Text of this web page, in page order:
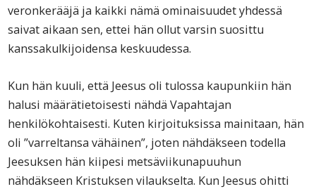
veronkerääjä ja kaikki nämä ominaisuudet yhdessä
saivat aikaan sen, ettei hän ollut varsin suosittu
kanssakulkijoidensa keskuudessa.
Kun hän kuuli, että Jeesus oli tulossa kaupunkiin hän
halusi määrätietoisesti nähdä Vapahtajan
henkilökohtaisesti. Kuten kirjoituksissa mainitaan, hän
oli ”varreltansa vähäinen”, joten nähdäkseen todella
Jeesuksen hän kiipesi metsäviikunapuuhun
nähdäkseen Kristuksen vilaukselta. Kun Jeesus ohitti